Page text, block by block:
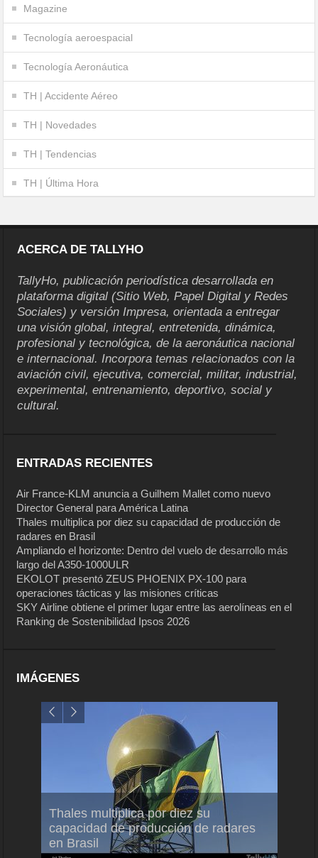
Magazine
Tecnología aeroespacial
Tecnología Aeronáutica
TH | Accidente Aéreo
TH | Novedades
TH | Tendencias
TH | Última Hora
ACERCA DE TALLYHO
TallyHo, publicación periodística desarrollada en
plataforma digital (Sitio Web, Papel Digital y Redes
Sociales) y versión Impresa, orientada a entregar
una visión global, integral, entretenida, dinámica,
profesional y tecnológica, de la aeronáutica nacional
e internacional. Incorpora temas relacionados con la
aviación civil, ejecutiva, comercial, militar, industrial,
experimental, entrenamiento, deportivo, social y
cultural.
ENTRADAS RECIENTES
Air France-KLM anuncia a Guilhem Mallet como nuevo
Director General para América Latina
Thales multiplica por diez su capacidad de producción de
radares en Brasil
Ampliando el horizonte: Dentro del vuelo de desarrollo más
largo del A350-1000ULR
EKOLOT presentó ZEUS PHOENIX PX-100 para
operaciones tácticas y las misiones críticas
SKY Airline obtiene el primer lugar entre las aerolíneas en el
Ranking de Sostenibilidad Ipsos 2026
IMÁGENES
Thales multiplica por diez su
capacidad de producción de radares
en Brasil